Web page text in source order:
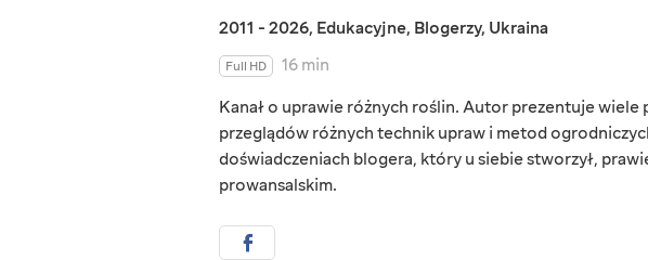
2011 - 2026, Edukacyjne, Blogerzy, Ukraina
Full HD
16 min
Kanał o uprawie różnych roślin. Autor prezentuje
przeglądów różnych technik upraw i metod
doświadczeniach blogera, który u siebie stworzył,
prowansalskim.